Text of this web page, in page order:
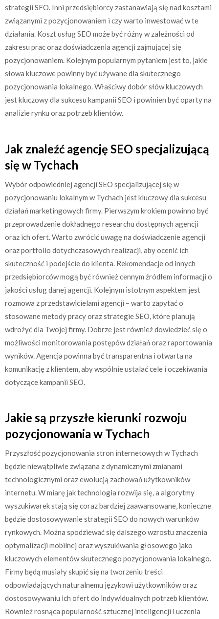
strategii SEO. Inni przedsiębiorcy zastanawiają się nad kosztami
związanymi z pozycjonowaniem i czy warto inwestować w te
działania. Koszt usług SEO może być różny w zależności od
zakresu prac oraz doświadczenia agencji zajmującej się
pozycjonowaniem. Kolejnym popularnym pytaniem jest to, jakie
słowa kluczowe powinny być używane dla skutecznego
pozycjonowania lokalnego. Właściwy dobór słów kluczowych
jest kluczowy dla sukcesu kampanii SEO i powinien być oparty na
analizie rynku oraz potrzeb klientów.
Jak znaleźć agencję SEO specjalizującą
się w Tychach
Wybór odpowiedniej agencji SEO specjalizującej się w
pozycjonowaniu lokalnym w Tychach jest kluczowy dla sukcesu
działań marketingowych firmy. Pierwszym krokiem powinno być
przeprowadzenie dokładnego researchu dostępnych agencji
oraz ich ofert. Warto zwrócić uwagę na doświadczenie agencji
oraz portfolio dotychczasowych realizacji, aby ocenić ich
skuteczność i podejście do klienta. Rekomendacje od innych
przedsiębiorców mogą być również cennym źródłem informacji o
jakości usług danej agencji. Kolejnym istotnym aspektem jest
rozmowa z przedstawicielami agencji – warto zapytać o
stosowane metody pracy oraz strategie SEO, które planują
wdrożyć dla Twojej firmy. Dobrze jest również dowiedzieć się o
możliwości monitorowania postępów działań oraz raportowania
wyników. Agencja powinna być transparentna i otwarta na
komunikację z klientem, aby wspólnie ustalać cele i oczekiwania
dotyczące kampanii SEO.
Jakie są przyszłe kierunki rozwoju
pozycjonowania w Tychach
Przyszłość pozycjonowania stron internetowych w Tychach
będzie niewątpliwie związana z dynamicznymi zmianami
technologicznymi oraz ewolucją zachowań użytkowników
internetu. W miarę jak technologia rozwija się, a algorytmy
wyszukiwarek stają się coraz bardziej zaawansowane, konieczne
będzie dostosowywanie strategii SEO do nowych warunków
rynkowych. Można spodziewać się dalszego wzrostu znaczenia
optymalizacji mobilnej oraz wyszukiwania głosowego jako
kluczowych elementów skutecznego pozycjonowania lokalnego.
Firmy będą musiały skupić się na tworzeniu treści
odpowiadających naturalnemu językowi użytkowników oraz
dostosowywaniu ich ofert do indywidualnych potrzeb klientów.
Również rosnąca popularność sztucznej inteligencji i uczenia